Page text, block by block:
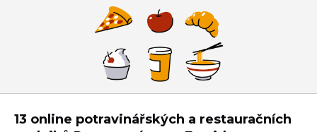
13 online potravinářských a restauračních